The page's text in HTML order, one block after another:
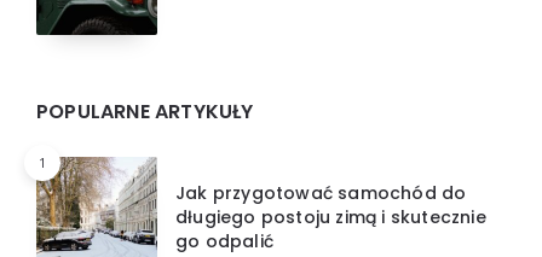
POPULARNE ARTYKUŁY
1
Jak przygotować samochód do
długiego postoju zimą i skutecznie
go odpalić